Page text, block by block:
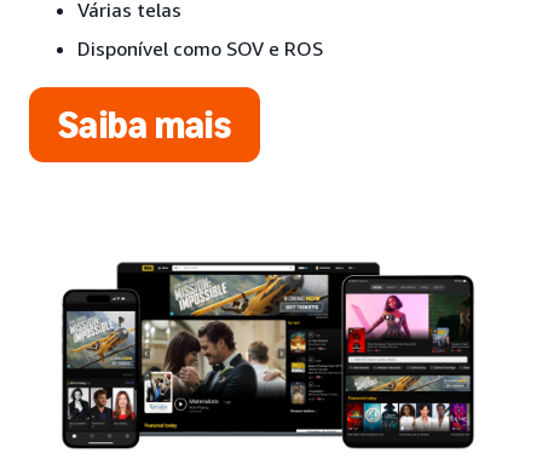
Várias telas
Disponível como SOV e ROS
Saiba mais